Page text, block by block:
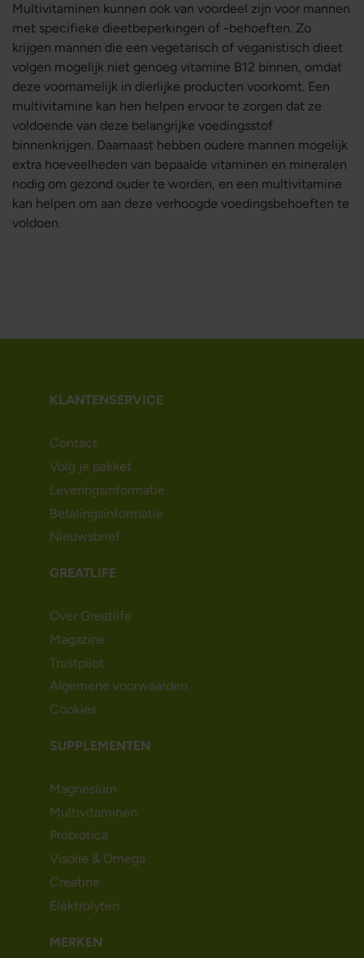
Multivitaminen kunnen ook van voordeel zijn voor mannen
met specifieke dieetbeperkingen of -behoeften. Zo
krijgen mannen die een vegetarisch of veganistisch dieet
volgen mogelijk niet genoeg vitamine B12 binnen, omdat
deze voornamelijk in dierlijke producten voorkomt. Een
multivitamine kan hen helpen ervoor te zorgen dat ze
voldoende van deze belangrijke voedingsstof
binnenkrijgen. Daarnaast hebben oudere mannen mogelijk
extra hoeveelheden van bepaalde vitaminen en mineralen
nodig om gezond ouder te worden, en een multivitamine
kan helpen om aan deze verhoogde voedingsbehoeften te
voldoen.
KLANTENSERVICE
Contact
Volg je pakket
Leveringsinformatie
Betalingsinformatie
Nieuwsbrief
GREATLIFE
Over Greatlife
Magazine
Trustpilot
Algemene voorwaarden
Cookies
SUPPLEMENTEN
Magnesium
Multivitaminen
Probiotica
Visolie & Omega
Creatine
Elektrolyten
MERKEN